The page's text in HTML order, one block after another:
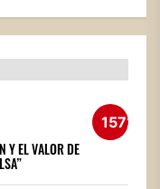
1572
Y EL VALOR DE